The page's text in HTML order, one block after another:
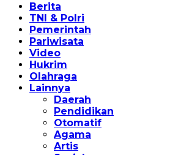
Berita
TNI & Polri
Pemerintah
Pariwisata
Video
Hukrim
Olahraga
Lainnya
Daerah
Pendidikan
Otomatif
Agama
Artis